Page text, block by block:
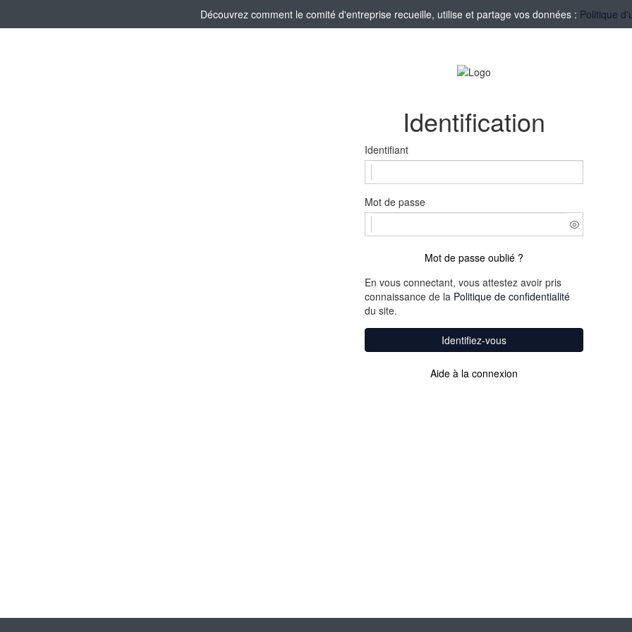
Découvrez comment le comité d'entreprise recueille, utilise et partage vos données : Politique
Identification
Identifiant
Mot de passe
Mot de passe oublié ?
En vous connectant, vous attestez avoir pris
connaissance de la Politique de confidentialité
du site.
Identifiez-vous
Aide à la connexion